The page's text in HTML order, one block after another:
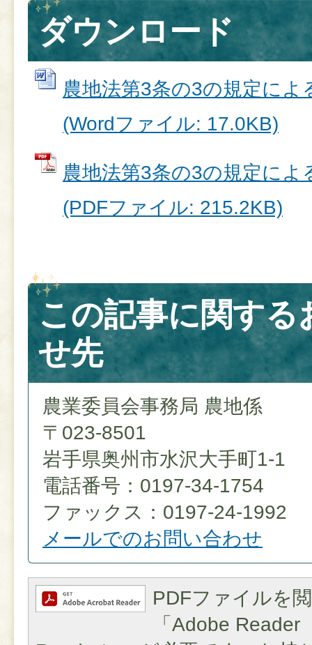
ダウンロード
農地法第3条の3の規定によ
(Wordファイル: 17.0KB)
農地法第3条の3の規定によ
(PDFファイル: 215.2KB)
この記事に関する
せ先
農業委員会事務局 農地係
〒023-8501
岩手県奥州市水沢大手町1-1
電話番号：0197-34-1754
ファックス：0197-24-1992
メールでのお問い合わせ
PDFファイルを
「Adobe Reader